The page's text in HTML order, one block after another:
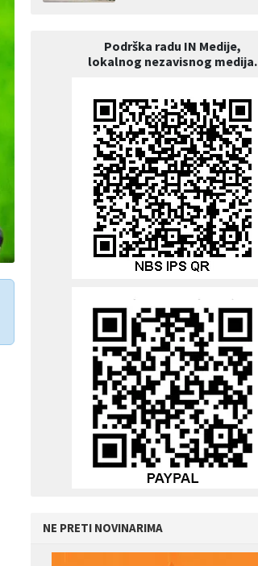
Podrška radu IN Medije,
lokalnog nezavisnog medija.
NE PRETI NOVINARIMA